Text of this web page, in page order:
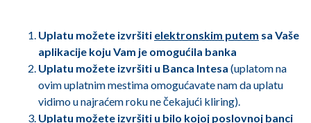
Uplatu možete izvršiti elektronskim putem sa Vaše
aplikacije koju Vam je omogućila banka
Uplatu možete izvršiti u Banca Intesa (uplatom na
ovim uplatnim mestima omogućavate nam da uplatu
vidimo u najraćem roku ne čekajući kliring).
Uplatu možete izvršiti u bilo kojoj poslovnoj banci